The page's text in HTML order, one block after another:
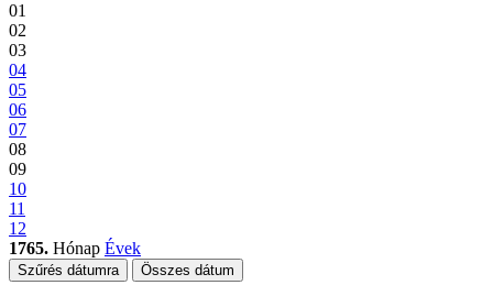
01
02
03
04
05
06
07
08
09
10
11
12
1765. Hónap Évek
Szűrés dátumra Összes dátum